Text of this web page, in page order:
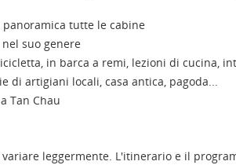
tutte le cabine
suo genere
in barca a remi, lezioni di cucina,
di artigiani locali, casa antica, pagoda...
Tan Chau
leggermente. L'itinerario e il